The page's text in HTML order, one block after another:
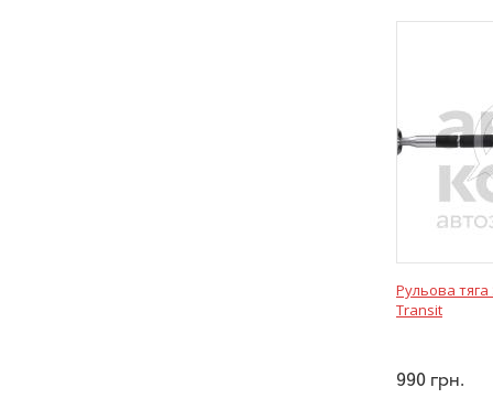
Рульова тяга
Transit
990 грн.